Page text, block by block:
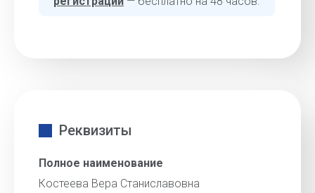
Реквизиты
Полное наименование
Костеева Вера Станиславовна